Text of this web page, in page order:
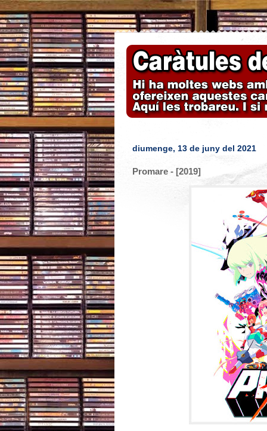
diumenge, 13 de juny del 2021
Promare - [2019]